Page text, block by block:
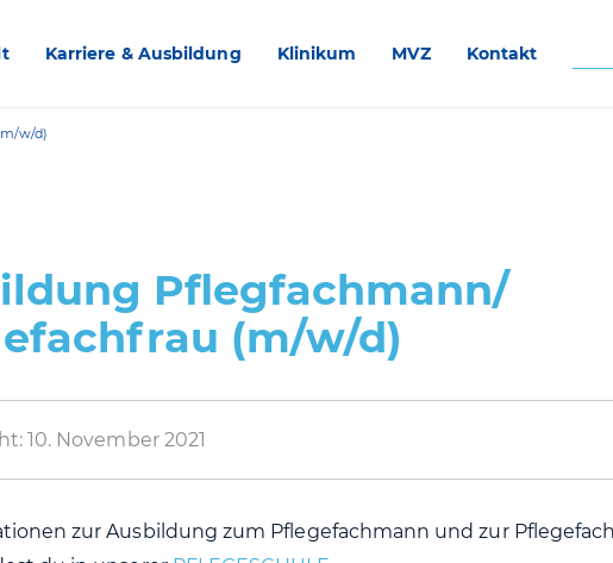
Karriere & Ausbildung Klinikum MVZ Kontakt
w/d)
Pflegfachmann/
(m/w/d)
10. November 2021
zur Ausbildung zum Pflegefachmann und zur